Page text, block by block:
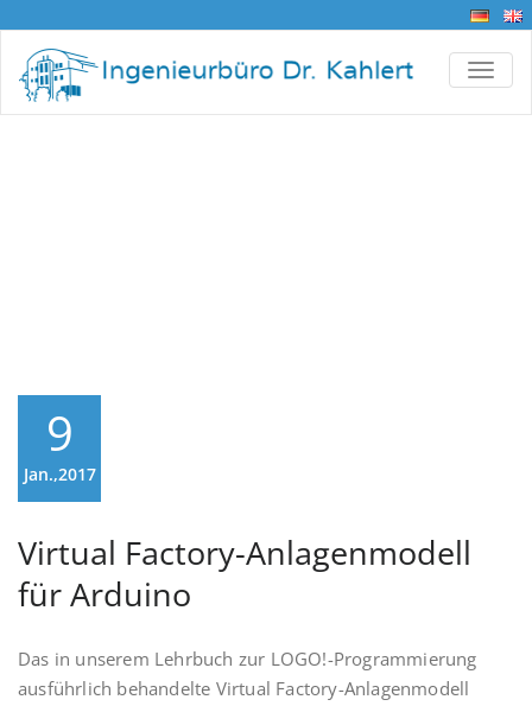
9
Jan.,2017
Virtual Factory-Anlagenmodell
für Arduino
Das in unserem Lehrbuch zur LOGO!-Programmierung
ausführlich behandelte Virtual Factory-Anlagenmodell